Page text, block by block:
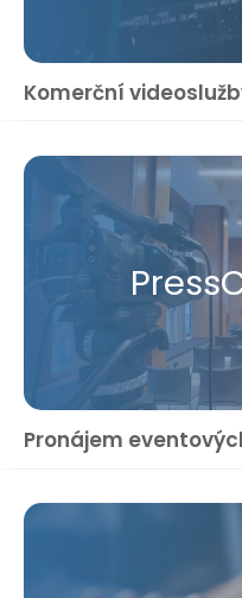
Komerční
Pronájem